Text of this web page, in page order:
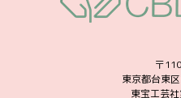
〒
東京都台東
東宝工芸